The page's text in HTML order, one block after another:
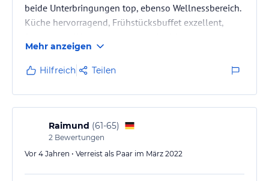
beide Unterbringungen top, ebenso Wellnessbereich.
Küche hervorragend, Frühstücksbuffet exzellent,
auf jeden Fall wieder!
Sehr zum empfehlen!
Mehr anzeigen
Hilfreich Teilen
Raimund (61-65)
2 Bewertungen
Vor 4 Jahren • Verreist als Paar im März 2022